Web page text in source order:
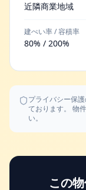
近隣商業地域
建ぺい率 / 容積率
80% / 200%
プライバシー保
ております。 物
い。
この